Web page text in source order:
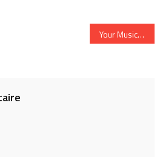
Your Music Hall en Interview